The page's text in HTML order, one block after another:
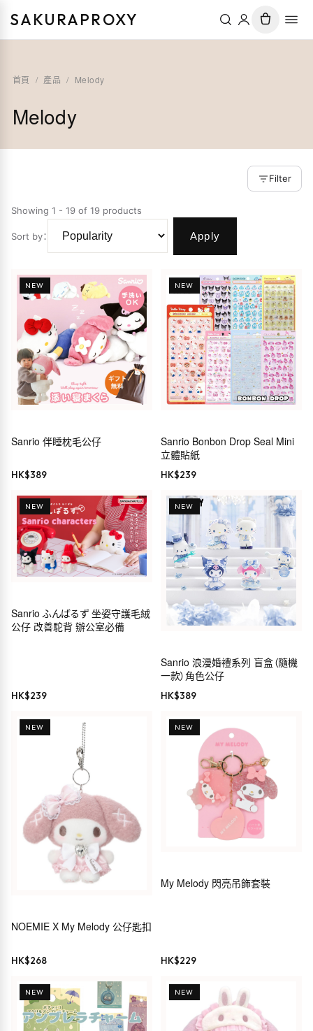
SAKURAPROXY
首頁 / 產品 / Melody
Melody
Filter
Showing 1 - 19 of 19 products
Sort by： Apply
NEW
Sanrio 伴睡枕毛公仔
HK$389
NEW
Sanrio Bonbon Drop Seal Mini
立體貼紙
HK$239
NEW
Sanrio ふんばるず 坐姿守護毛絨
公仔 改善駝背 辦公室必備
HK$239
NEW
Sanrio 浪漫婚禮系列 盲盒（隨機
一款）角色公仔
HK$389
NEW
NOEMIE X My Melody 公仔匙扣
HK$268
NEW
My Melody 閃亮吊飾套裝
HK$229
NEW NEW